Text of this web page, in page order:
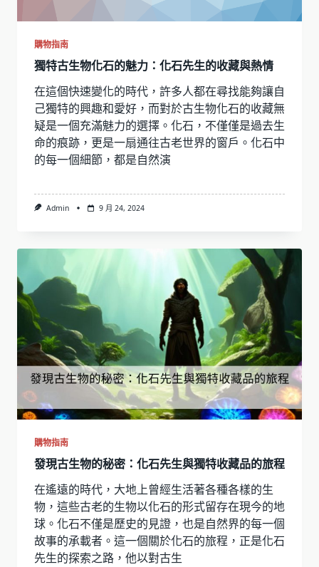
購物指南
獨特古生物化石的魅力：化石先生的收藏與熱情
在這個快速變化的時代，許多人都在尋找能夠讓自
己獨特的興趣和愛好，而對於古生物化石的收藏無
疑是一個充滿魅力的選擇。化石，不僅僅是過去生
命的痕跡，更是一扇通往古老世界的窗戶。化石中
的每一個細節，都是自然演
Admin 9 月 24, 2024
購物指南
發現古生物的秘密：化石先生與獨特收藏品的旅程
在遙遠的時代，大地上曾經生活著各種各樣的生
物，這些古老的生物以化石的形式留存在現今的地
球。化石不僅是歷史的見證，也是自然界的每一個
故事的承載者。這一個關於化石的旅程，正是化石
先生的探索之路，他以對古生